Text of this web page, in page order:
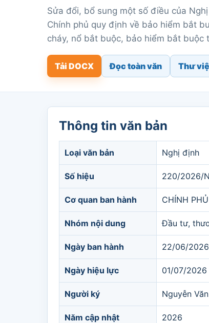
Sửa đổi, bổ sung một số điều của
Chính phủ quy định về bảo hiểm bắt
cháy, nổ bắt buộc, bảo hiểm bắt
Tải DOCX Đọc toàn văn Thư
Thông tin văn bản
Loại văn bản Nghị định
Số hiệu 220/2026/
Cơ quan ban hành CHÍNH PHỦ
Nhóm nội dung Đầu tư,
Ngày ban hành 22/06/2026
Ngày hiệu lực 01/07/2026
Người ký Nguyễn
Năm cập nhật 2026